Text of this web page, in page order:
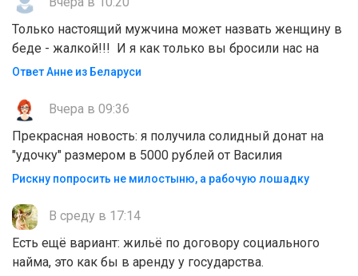
Только настоящий мужчина может назвать женщину в
беде - жалкой!!! И я как только вы бросили нас на
Ответ Анне из Беларуси
Вчера в 09:36
Прекрасная новость: я получила солидный донат на
"удочку" размером в 5000 рублей от Василия
Рискну попросить не милостыню, а рабочую лошадку
В среду в 17:14
Есть ещё вариант: жильё по договору социального
найма, это как бы в аренду у государства.